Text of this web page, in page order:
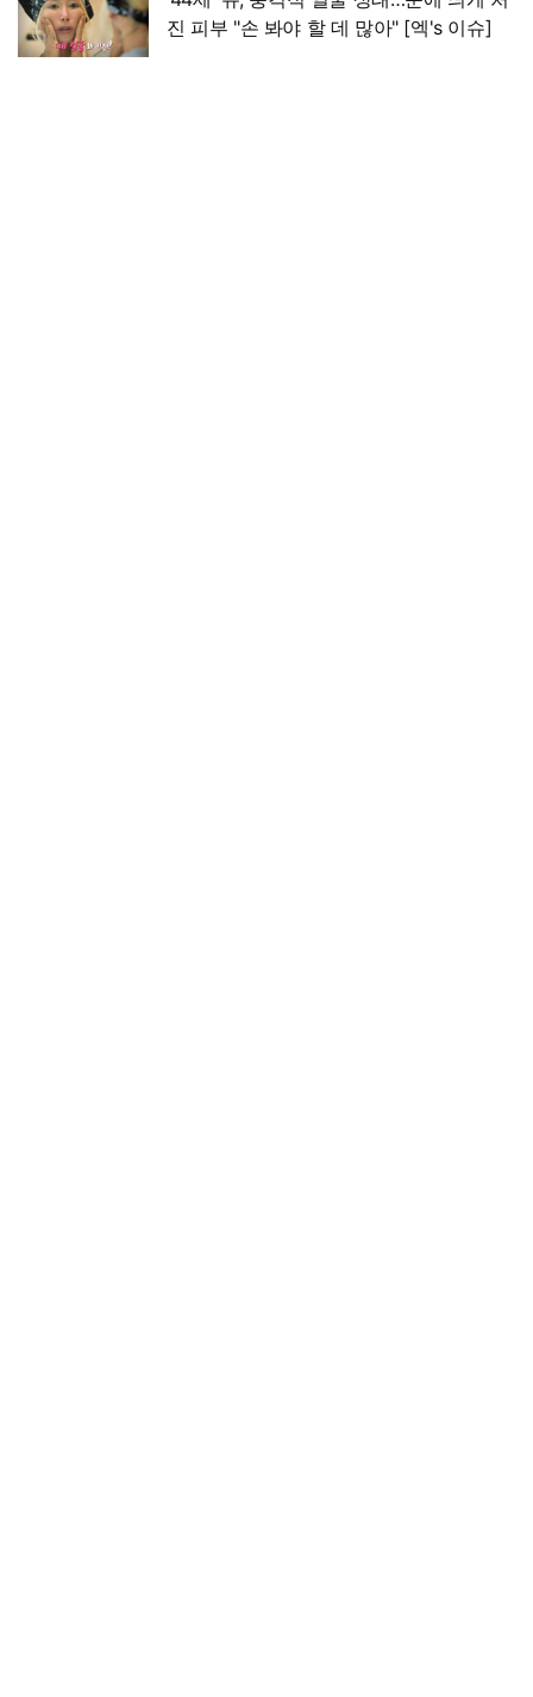
진 피부 "손 봐야 할 데 많아" [엑's 이슈]